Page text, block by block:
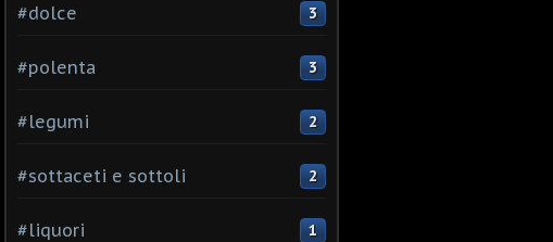
#dolce 3
#polenta 3
#legumi 2
#sottaceti e sottoli 2
#liquori 1